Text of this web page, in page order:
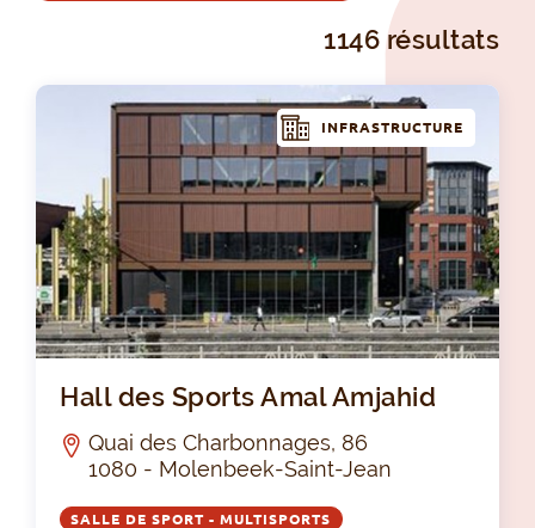
1146 résultats
INFRASTRUCTURE
Hall des Sports Amal Amjahid
Quai des Charbonnages, 86
1080 - Molenbeek-Saint-Jean
SALLE DE SPORT - MULTISPORTS